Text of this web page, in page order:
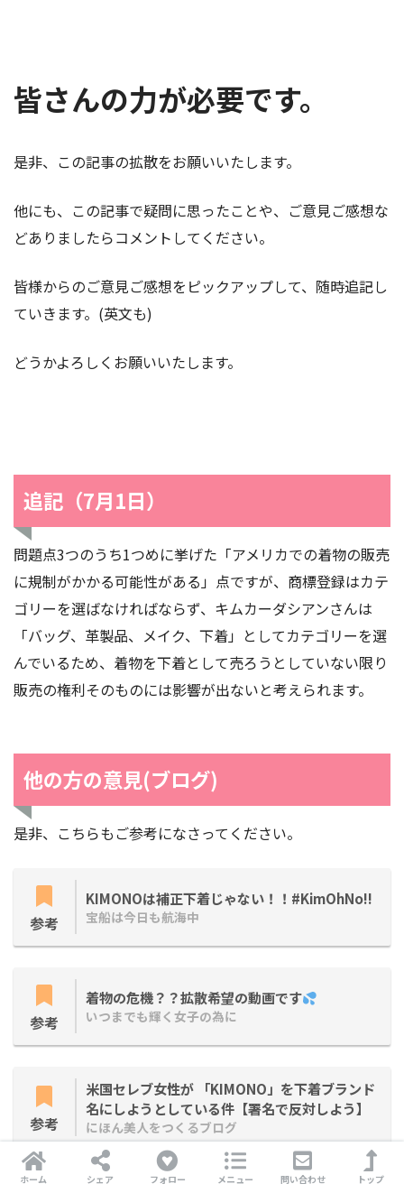
皆さんの力が必要です。
是非、この記事の拡散をお願いいたします。
他にも、この記事で疑問に思ったことや、ご意見ご感想な
どありましたらコメントしてください。
皆様からのご意見ご感想をピックアップして、随時追記し
ていきます。(英文も)
どうかよろしくお願いいたします。
追記（7月1日）
問題点3つのうち1つめに挙げた「アメリカでの着物の販売
に規制がかかる可能性がある」点ですが、商標登録はカテ
ゴリーを選ばなければならず、キムカーダシアンさんは
「バッグ、革製品、メイク、下着」としてカテゴリーを選
んでいるため、着物を下着として売ろうとしていない限り
販売の権利そのものには影響が出ないと考えられます。
他の方の意見(ブログ)
是非、こちらもご参考になさってください。
参考
KIMONOは補正下着じゃない！！#KimOhNo!!
宝船は今日も航海中
参考
着物の危機？？拡散希望の動画です
いつまでも輝く女子の為に
参考
米国セレブ女性が 「KIMONO」を下着ブランド
名にしようとしている件【署名で反対しよう】
にほん美人をつくるブログ
ホーム シェア フォロー メニュー 問い合わせ トップ